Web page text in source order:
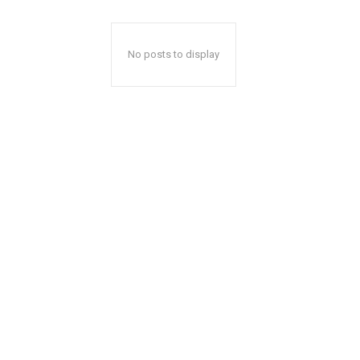
No posts to display